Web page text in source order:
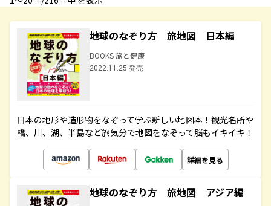
地球のなぞり方 旅地図 日本編
BOOKS 旅と健康
2022.11.25 発売
日本の地形や造形物をなぞって学ぶ新しい地図本！観光名所や
橋、川、湖、半島など旅気分で地図をなぞって脳もイキイキ！
詳細を見る
地球のなぞり方 旅地図 アジア編